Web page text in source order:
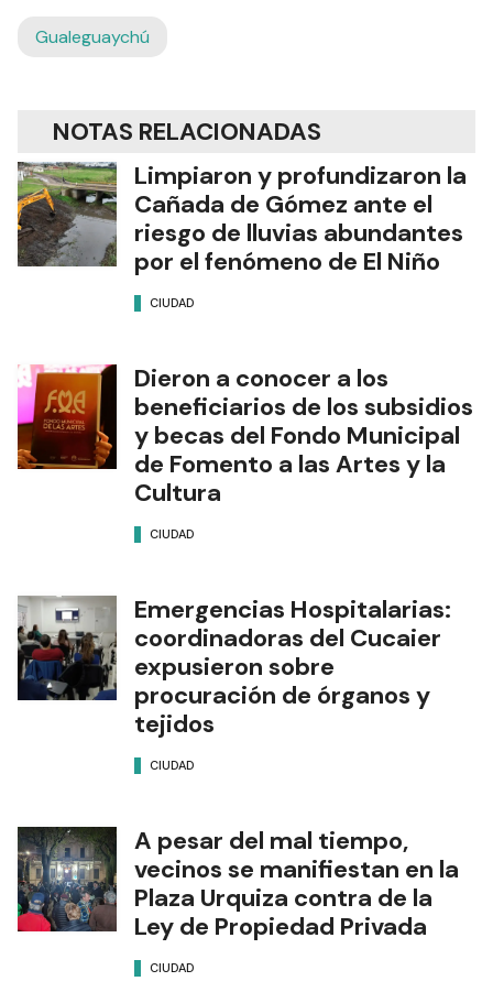
Gualeguaychú
NOTAS RELACIONADAS
Limpiaron y profundizaron la
Cañada de Gómez ante el
riesgo de lluvias abundantes
por el fenómeno de El Niño
CIUDAD
Dieron a conocer a los
beneficiarios de los subsidios
y becas del Fondo Municipal
de Fomento a las Artes y la
Cultura
CIUDAD
Emergencias Hospitalarias:
coordinadoras del Cucaier
expusieron sobre
procuración de órganos y
tejidos
CIUDAD
A pesar del mal tiempo,
vecinos se manifiestan en la
Plaza Urquiza contra de la
Ley de Propiedad Privada
CIUDAD